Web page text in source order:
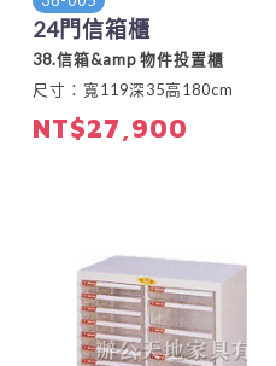
24門信箱櫃
38.信箱&amp 物件投置櫃
尺寸：寬119深35高180cm
NT$27,900